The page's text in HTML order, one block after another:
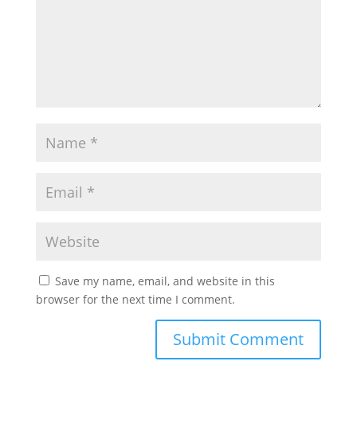
Save my name, email, and website in this
browser for the next time I comment.